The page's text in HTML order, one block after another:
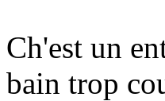
Ch'est un
bain trop